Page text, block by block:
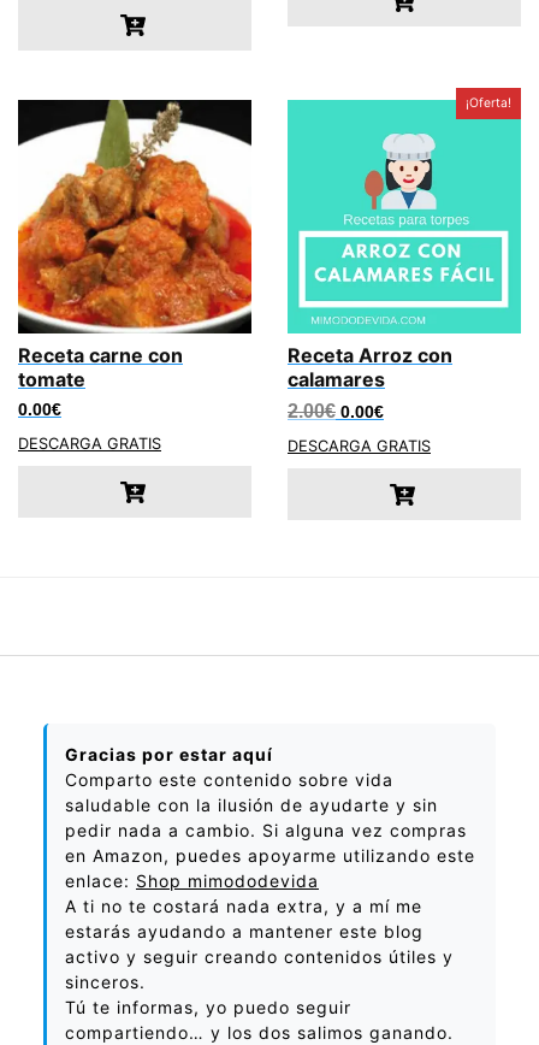
Receta carne con
tomate
0.00€
DESCARGA GRATIS
¡Oferta!
Receta Arroz con
calamares
2.00€ El
original
0.00€El
actual
0.00€.
DESCARGA GRATIS
Gracias por estar aquí
Comparto este contenido sobre vida
saludable con la ilusión de ayudarte y sin
pedir nada a cambio. Si alguna vez compras
en Amazon, puedes apoyarme utilizando este
enlace: Shop mimododevida
A ti no te costará nada extra, y a mí me
estarás ayudando a mantener este blog
activo y seguir creando contenidos útiles y
sinceros.
Tú te informas, yo puedo seguir
compartiendo… y los dos salimos ganando.